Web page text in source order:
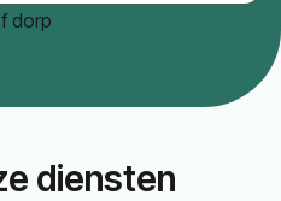
diensten